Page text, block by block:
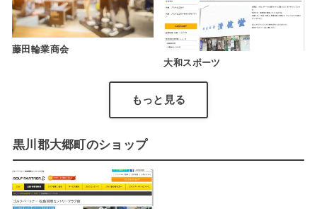
藤田輪業商会
大和スポーツ
もっと見る
黒川郡大郷町のショップ